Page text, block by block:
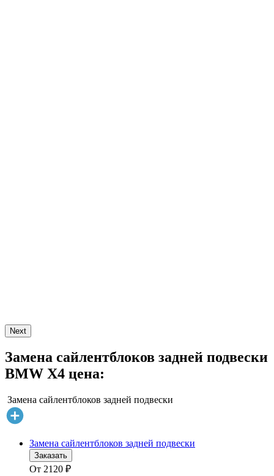
Next
Замена сайлентблоков задней подвески
BMW X4 цена:
Замена сайлентблоков задней подвески
Замена сайлентблоков задней подвески
Заказать
От 2120 ₽